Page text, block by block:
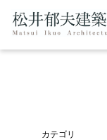
カテゴリ